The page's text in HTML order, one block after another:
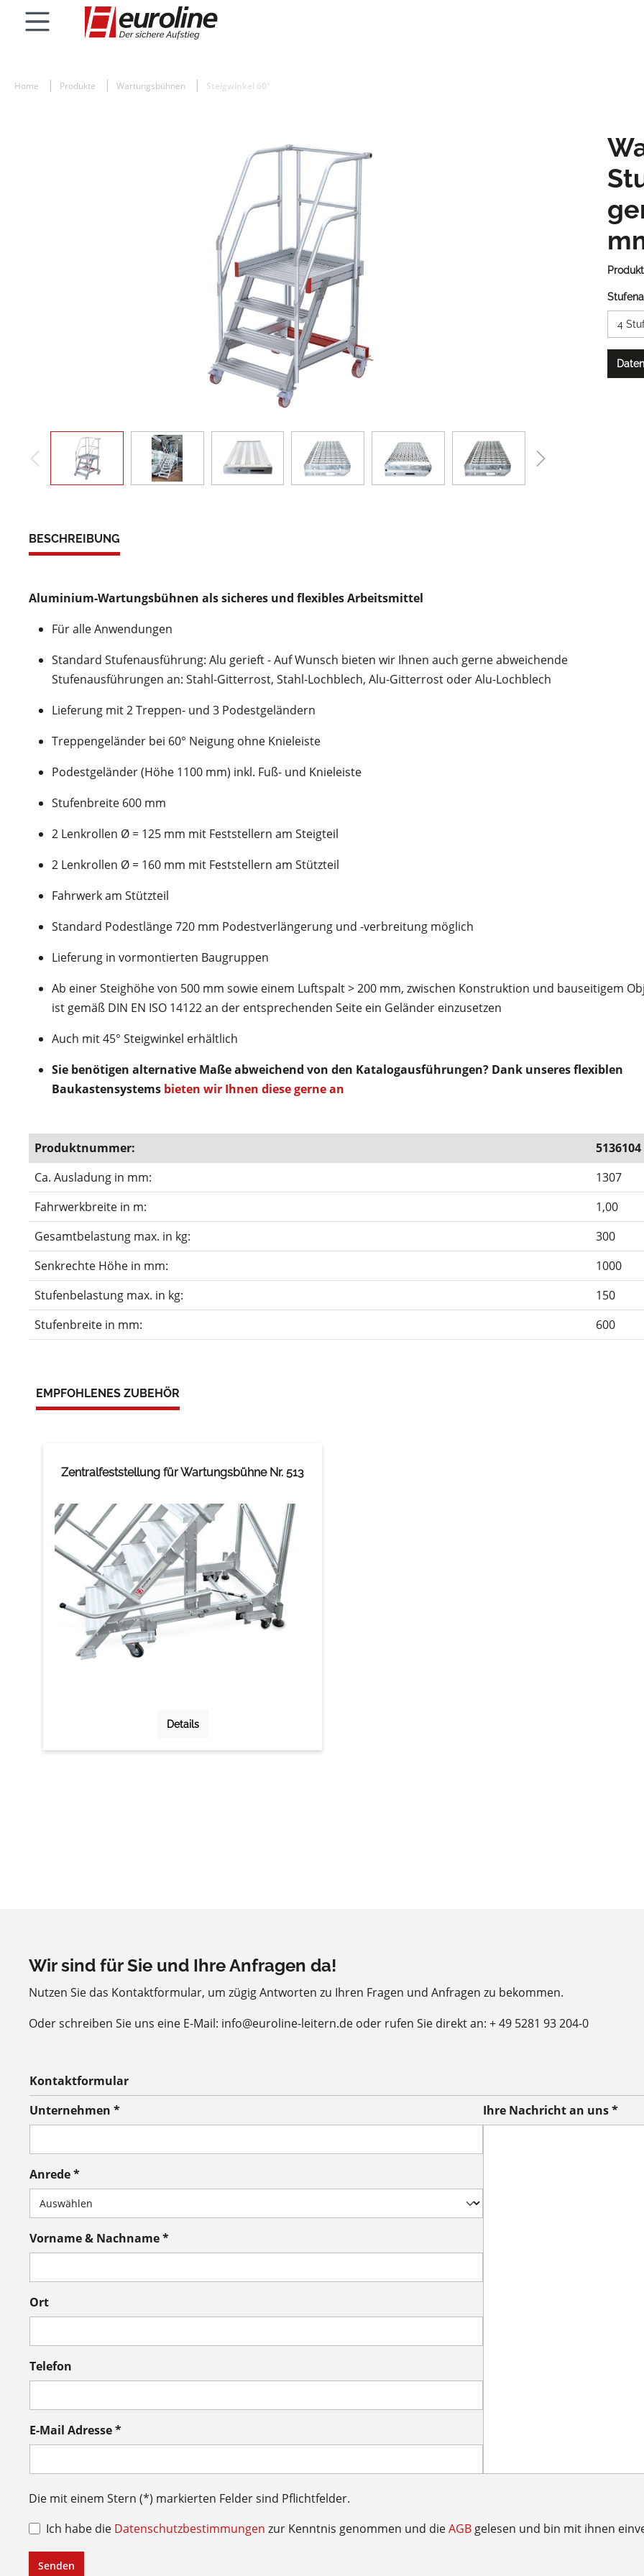
Home Produkte Wartungsbühnen Steigwinkel 60°
BESCHREIBUNG
Aluminium-Wartungsbühnen als sicheres und flexibles Arbeitsmittel
Für alle Anwendungen
Standard Stufenausführung: Alu gerieft - Auf Wunsch bieten wir Ihnen auch gerne abweichende
Stufenausführungen an: Stahl-Gitterrost, Stahl-Lochblech, Alu-Gitterrost oder Alu-Lochblech
Lieferung mit 2 Treppen- und 3 Podestgeländern
Treppengeländer bei 60° Neigung ohne Knieleiste
Podestgeländer (Höhe 1100 mm) inkl. Fuß- und Knieleiste
Stufenbreite 600 mm
2 Lenkrollen Ø = 125 mm mit Feststellern am Steigteil
2 Lenkrollen Ø = 160 mm mit Feststellern am Stützteil
Fahrwerk am Stützteil
Standard Podestlänge 720 mm Podestverlängerung und -verbreitung möglich
Lieferung in vormontierten Baugruppen
Ab einer Steighöhe von 500 mm sowie einem Luftspalt > 200 mm, zwischen Konstruktion und bauseitigem
ist gemäß DIN EN ISO 14122 an der entsprechenden Seite ein Geländer einzusetzen
Auch mit 45° Steigwinkel erhältlich
Sie benötigen alternative Maße abweichend von den Katalogausführungen? Dank unseres flexiblen
Baukastensystems bieten wir Ihnen diese gerne an
Produktnummer:
5136104
Ca. Ausladung in mm:
1307
Fahrwerkbreite in m:
1,00
Gesamtbelastung max. in kg:
300
Senkrechte Höhe in mm:
1000
Stufenbelastung max. in kg:
150
Stufenbreite in mm:
600
EMPFOHLENES ZUBEHÖR
Zentralfeststellung für Wartungsbühne Nr. 513
Details
Wir sind für Sie und Ihre Anfragen da!
Nutzen Sie das Kontaktformular, um zügig Antworten zu Ihren Fragen und Anfragen zu bekommen.
Oder schreiben Sie uns eine E-Mail: info@euroline-leitern.de oder rufen Sie direkt an: + 49 5281 93 204-0
Kontaktformular
Unternehmen *
Anrede *
Vorname & Nachname *
Ort
Telefon
E-Mail Adresse *
Ihre Nachricht an uns *
Die mit einem Stern (*) markierten Felder sind Pflichtfelder.
Ich habe die Datenschutzbestimmungen zur Kenntnis genommen und dieAGB gelesen und bin mit ihnen
Senden